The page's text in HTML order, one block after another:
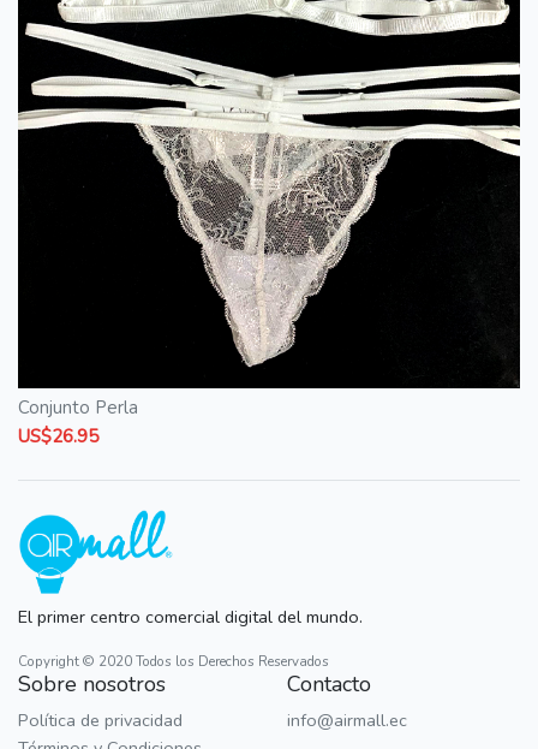
Conjunto Perla
US$26.95
El primer centro comercial digital del mundo.
Copyright © 2020 Todos los Derechos Reservados
Sobre nosotros
Política de privacidad
Contacto
info@airmall.ec